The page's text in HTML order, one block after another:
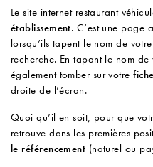
Le site internet restaurant
établissement. C’est une page
lorsqu’ils tapent le nom de
recherche. En tapant le nom
également tomber sur votre
droite de l’écran.
Quoi qu’il en soit, pour que
retrouve dans les premières
le référencement (naturel ou